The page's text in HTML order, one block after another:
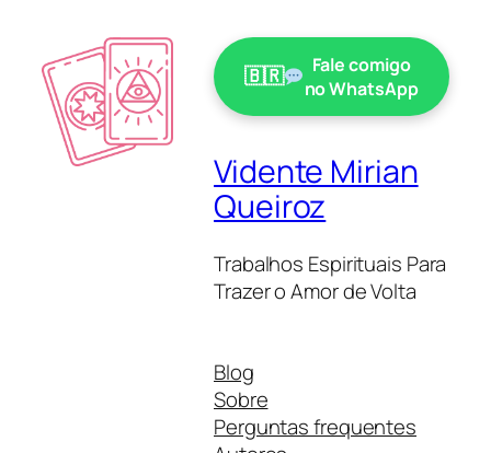
Fale comigo
no WhatsApp
Vidente Mirian
Queiroz
Trabalhos Espirituais Para
Trazer o Amor de Volta
Blog
Sobre
Perguntas frequentes